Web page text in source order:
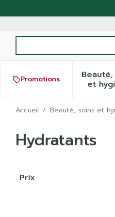
Promotions
et
Accueil / Beauté, soins et
Hydratants
Prix